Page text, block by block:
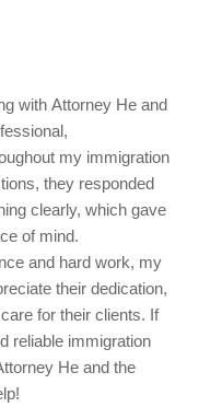
with Attorney He and
my immigration
they responded
clearly, which gave
of mind.
and hard work, my
their dedication,
for their clients. If
reliable immigration
He and the